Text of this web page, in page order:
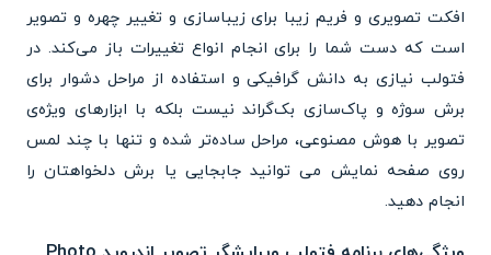
افکت تصویری و فریم زیبا برای زیباسازی و تغییر چهره و تصویر
است که دست شما را برای انجام انواع تغییرات باز می‌کند. در
فتولب نیازی به دانش گرافیکی و استفاده از مراحل دشوار برای
برش سوژه و پاک‌سازی بک‌گراند نیست بلکه با ابزارهای ویژه‌ی
تصویر با هوش مصنوعی، مراحل ساده‌تر شده و تنها با چند لمس
روی صفحه نمایش می توانید جابجایی یا برش دلخواهتان را
انجام دهید.